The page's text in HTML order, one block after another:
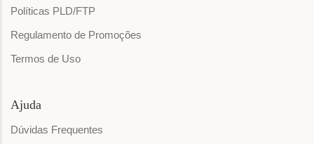
Políticas PLD/FTP
Regulamento de Promoções
Termos de Uso
Ajuda
Dúvidas Frequentes